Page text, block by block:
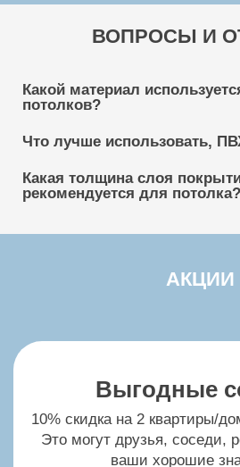
Натяжные
Натяжные
Натяжные
Натяжные потолки
ВОПРОСЫ И
Какой материал
потолков?
Что лучше использовать,
Какая толщина слоя
рекомендуется для потолка?
АКЦИИ
Выгодные
10% скидка на 2 квартиры/
Это могут друзья, соседи,
ваши хорошие